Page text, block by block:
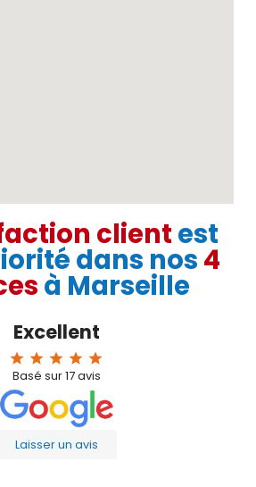
client est
dans nos 4
à Marseille
Excellent
star star star star star
Basé sur17avis
Laisser un avis